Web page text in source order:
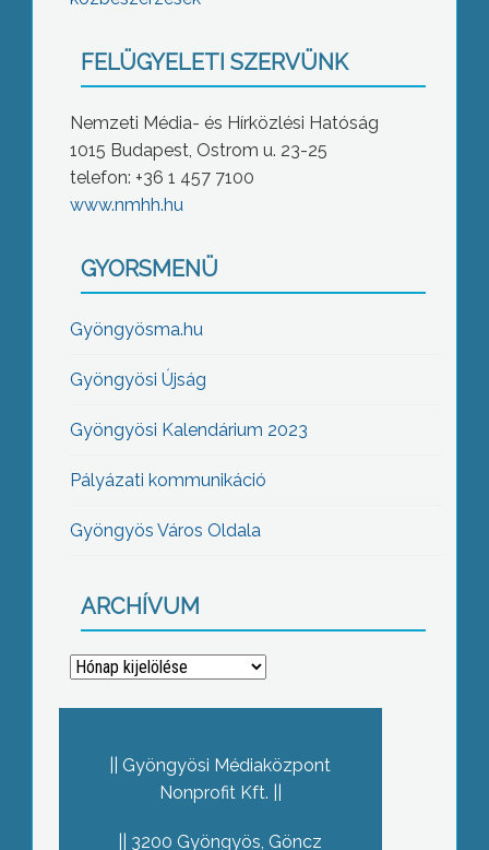
FELÜGYELETI SZERVÜNK
Nemzeti Média- és Hírközlési Hatóság
1015 Budapest, Ostrom u. 23-25
telefon: +36 1 457 7100
www.nmhh.hu
GYORSMENÜ
Gyöngyösma.hu
Gyöngyösi Újság
Gyöngyösi Kalendárium 2023
Pályázati kommunikáció
Gyöngyös Város Oldala
ARCHÍVUM
Archívum
Gyöngyösi Médiaközpont
Nonprofit Kft.
3200 Gyöngyös, Göncz